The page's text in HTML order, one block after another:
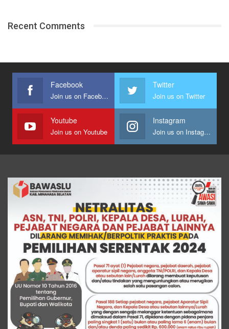
Recent Comments
Facebook
Join us on Facebook
Twitter
Join us on Twitter
Youtube
Join us on Youtube
Instagram
Join us on Instagram